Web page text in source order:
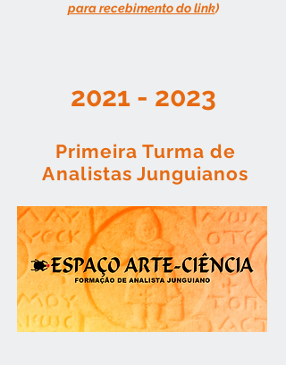
para recebimento do link)
2021 - 2023
Primeira Turma de
Analistas Junguianos